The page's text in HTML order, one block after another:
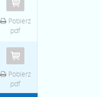
Pobierz
pdf
Pobierz
pdf